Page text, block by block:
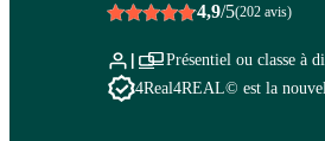
4,9/5(202 avis)
Présentiel ou classe à
4Real4REAL© est la